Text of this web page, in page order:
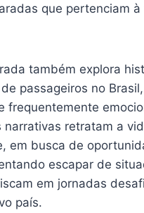
que pertenciam à
também explora
passageiros no Brasil,
frequentemente
narrativas retratam a
em busca de
escapar de
em jornadas
país.